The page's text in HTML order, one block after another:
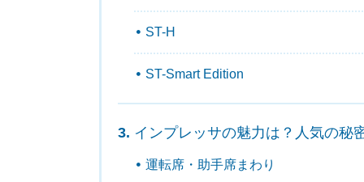
ST-H
ST-Smart Edition
インプレッサの魅力は？人気の秘
運転席・助手席まわり